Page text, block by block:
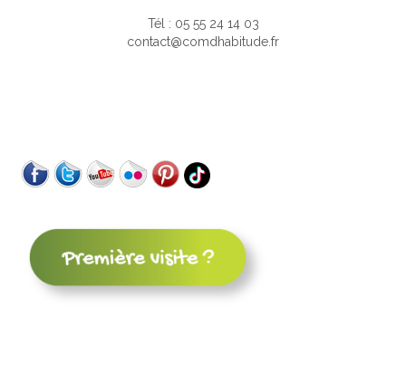
Tél : 05 55 24 14 03
contact@comdhabitude.fr